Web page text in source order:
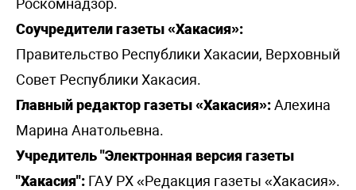
Роскомнадзор.
Соучредители газеты «Хакасия»:
Правительство Республики Хакасии, Верховный
Совет Республики Хакасия.
Главный редактор газеты «Хакасия»:Алехина
Марина Анатольевна.
Учредитель "Электронная версия газеты
"Хакасия": ГАУ РХ «Редакция газеты «Хакасия».